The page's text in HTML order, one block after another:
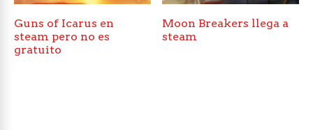
Guns of Icarus en
steam pero no es
gratuito
Moon Breakers llega a
steam